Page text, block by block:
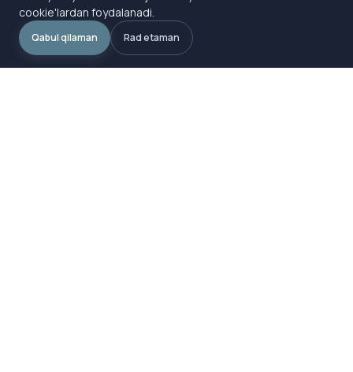
cookie'lardan foydalanadi.
Qabul qilaman Rad etaman